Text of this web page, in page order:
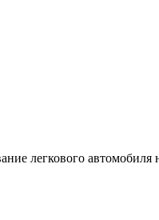
легкового автомобиля